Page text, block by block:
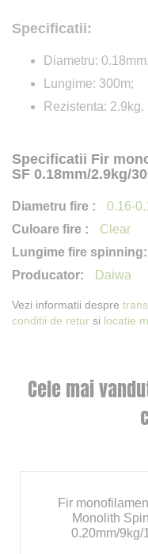
Specificatii:
Diametru: 0.18mm;
Lungime: 300m;
Rezistenta: 2.9kg.
Specificatii Fir
SF 0.18mm/2.9kg/
0.16-
Clear
Daiwa
Vezi informatii despre
conditii de retur si locatie
Cele mai
Fir
Monolith
0.20mm/9kg/